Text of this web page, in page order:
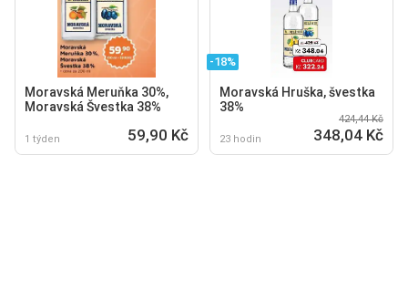
Moravská Meruňka 30%,
Moravská Švestka 38%
1 týden 59,90 Kč
-18%
Moravská Hruška, švestka
38%
23 hodin
424,44 Kč
348,04 Kč